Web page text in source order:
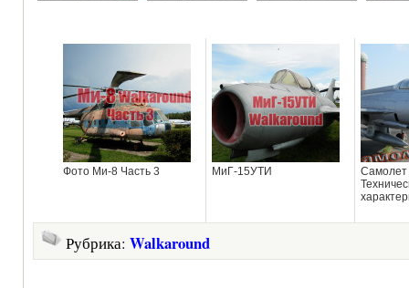
Фото Ми-8 Часть 3 МиГ-15УТИ
Рубрика: Walkaround